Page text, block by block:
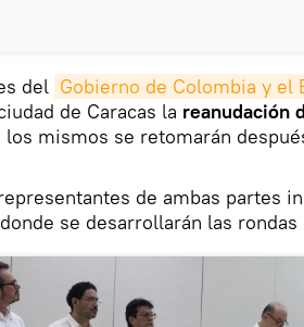
del Gobierno de Colombia y el
de Caracas la reanudación
mismos se retomarán
de ambas partes
se desarrollarán las rondas